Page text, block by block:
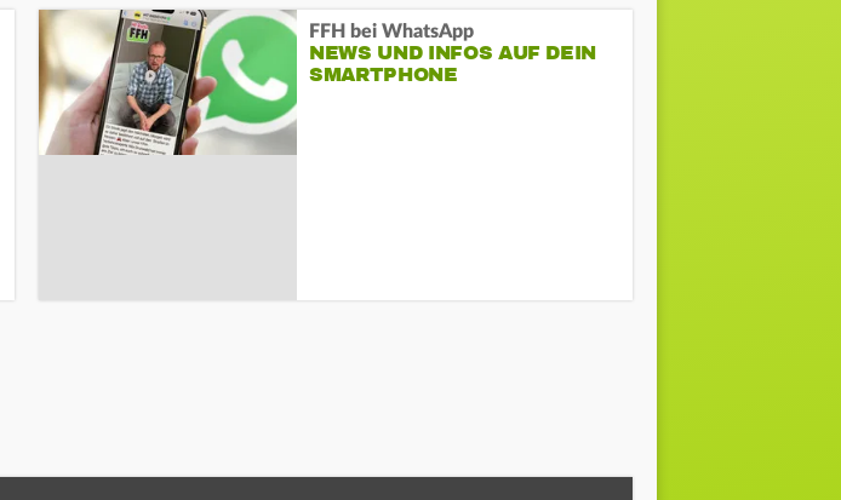
FFH bei WhatsApp
NEWS UND INFOS AUF DEIN
SMARTPHONE